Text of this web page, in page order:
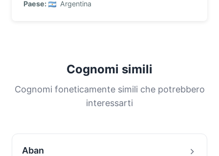
Paese: Argentina
Cognomi simili
Cognomi foneticamente simili che potrebbero
interessarti
Aban